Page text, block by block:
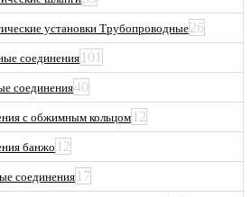
установки Трубопроводные26
соединения 101
соединения40
с обжимным кольцом 12
банжо 12
соединения 17